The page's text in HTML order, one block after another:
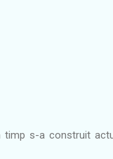
timp s-a construit